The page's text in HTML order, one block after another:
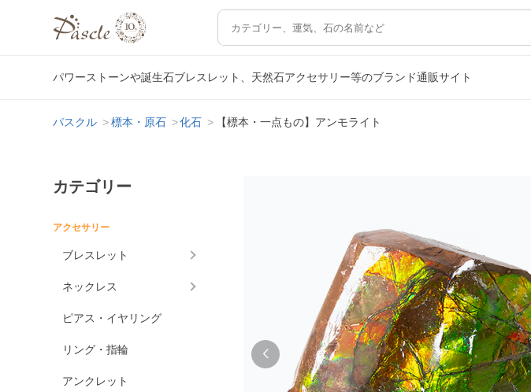
パワーストーンや誕生石ブレスレット、天然石アクセサリー等のブランド通販サイト
パスクル 標本・原石 化石 【標本・一点もの】アンモライト
カテゴリー
アクセサリー
ブレスレット
ネックレス
ピアス・イヤリング
リング・指輪
アンクレット